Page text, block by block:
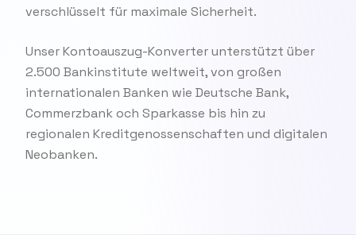
verschlüsselt für maximale Sicherheit.
Unser Kontoauszug-Konverter unterstützt über
2.500 Bankinstitute weltweit, von großen
internationalen Banken wie Deutsche Bank,
Commerzbank och Sparkasse bis hin zu
regionalen Kreditgenossenschaften und digitalen
Neobanken.